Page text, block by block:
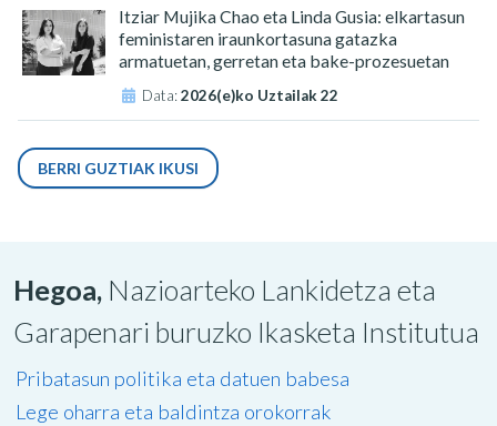
Itziar Mujika Chao eta Linda Gusia: elkartasun
feministaren iraunkortasuna gatazka
armatuetan, gerretan eta bake-prozesuetan
Data:2026(e)ko Uztailak 22
BERRI GUZTIAK IKUSI
Hegoa, Nazioarteko Lankidetza eta
Garapenari buruzko Ikasketa Institutua
Pribatasun politika eta datuen babesa
Lege oharra eta baldintza orokorrak